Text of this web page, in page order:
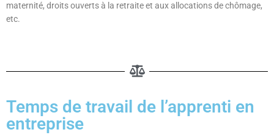
maternité, droits ouverts à la retraite et aux allocations de chômage,
etc.
Temps de travail de l’apprenti en
entreprise